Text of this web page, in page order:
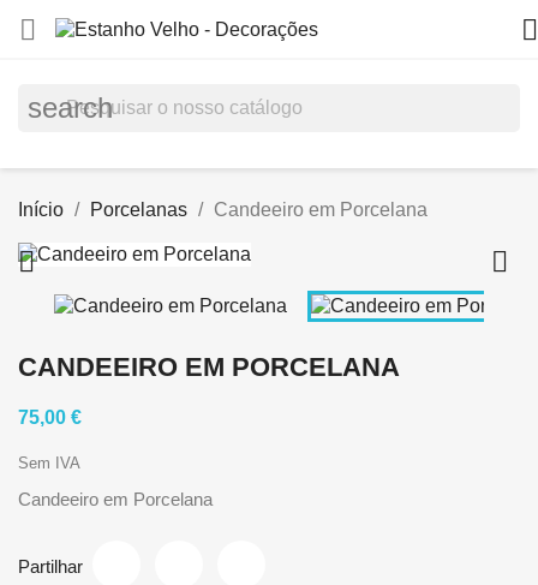
 
search
Início Porcelanas Candeeiro em Porcelana
 
CANDEEIRO EM PORCELANA
75,00 €
Sem IVA
Candeeiro em Porcelana
Partilhar